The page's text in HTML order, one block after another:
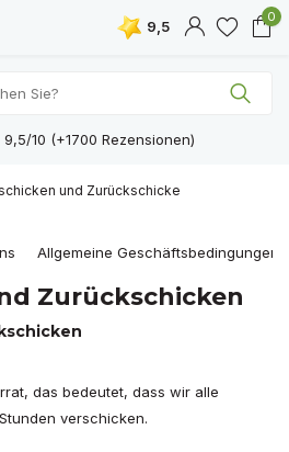
9,5
0
10 (+1700 Rezensionen)
und Zurückschicke
Allgemeine Geschäftsbedingungen
Zurückschicken
das bedeutet, dass wir alle
verschicken.